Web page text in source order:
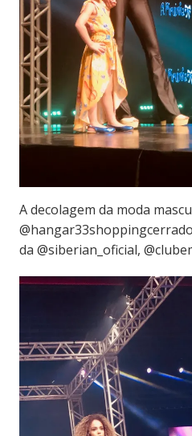
A decolagem da moda
da @siberian_oficial,